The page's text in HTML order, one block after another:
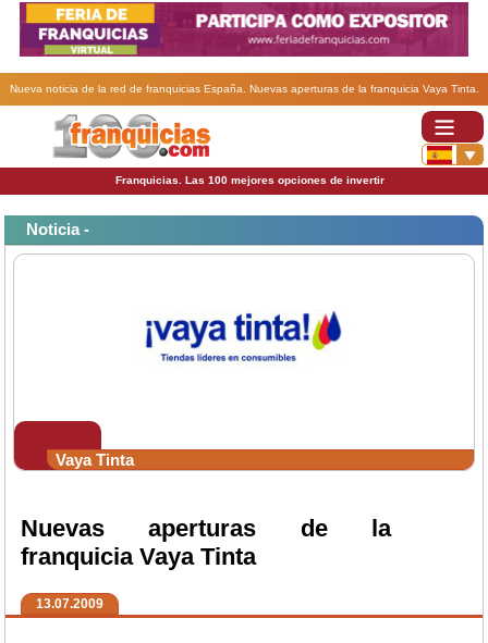
Nueva noticia de la red de franquicias España. Nuevas aperturas de la franquicia Vaya Tinta.
Franquicias. Las 100 mejores opciones de invertir
Noticia -
Vaya Tinta
Nuevas aperturas de la
franquicia Vaya Tinta
13.07.2009